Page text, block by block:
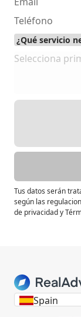
Tus datos serán
según las
de privacidad y
Spain